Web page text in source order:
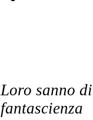
Loro sanno
fantascienza